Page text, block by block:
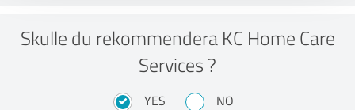
Skulle du rekommendera KC Home Care
Services ?
YES NO